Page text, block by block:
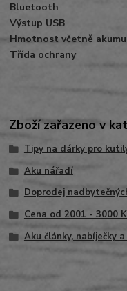
Bluetooth
Výstup USB
Hmotnost včetně
Třída ochrany
Zboží zařazeno v
Tipy na dárky pro
Aku nářadí
Doprodej
Cena od 2001 - 3000
Aku články, nabíječky